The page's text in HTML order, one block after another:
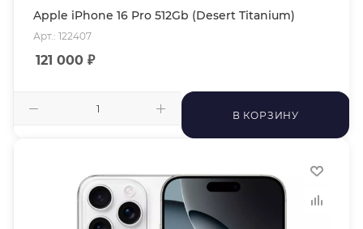
Apple iPhone 16 Pro 512Gb (Desert Titanium)
Арт.: 122407
121 000 ₽
В КОРЗИНУ